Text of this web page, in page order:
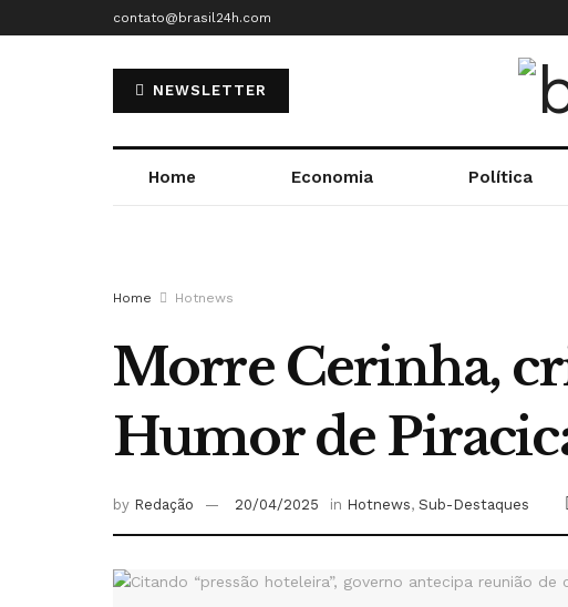
contato@brasil24h.com
NEWSLETTER
Home Economia Política
Home Hotnews
Morre Cerinha,
Humor de
by Redação 20/04/2025 in Hotnews, Sub-Destaques